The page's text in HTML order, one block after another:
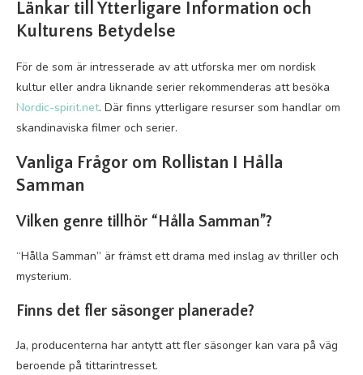
Länkar till Ytterligare Information och
Kulturens Betydelse
För de som är intresserade av att utforska mer om nordisk
kultur eller andra liknande serier rekommenderas att besöka
Nordic-spirit.net. Där finns ytterligare resurser som handlar om
skandinaviska filmer och serier.
Vanliga Frågor om Rollistan I Hålla
Samman
Vilken genre tillhör “Hålla Samman”?
“Hålla Samman” är främst ett drama med inslag av thriller och
mysterium.
Finns det fler säsonger planerade?
Ja, producenterna har antytt att fler säsonger kan vara på väg
beroende på tittarintresset.